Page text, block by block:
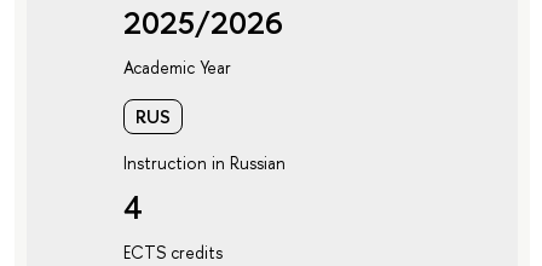
2025/2026
Academic Year
RUS
Instruction in Russian
4
ECTS credits